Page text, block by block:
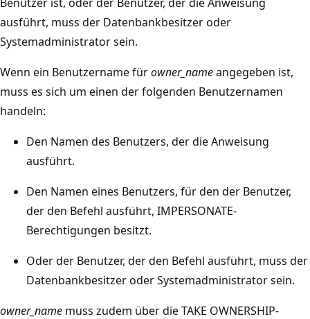
ausführt, muss der Datenbankbesitzer oder
Systemadministrator sein.
Wenn ein Benutzername fürowner_nameangegeben ist,
muss es sich um einen der folgenden Benutzernamen
handeln:
Den Namen des Benutzers, der die Anweisung
ausführt.
Den Namen eines Benutzers, für den der Benutzer,
der den Befehl ausführt, IMPERSONATE-
Berechtigungen besitzt.
Oder der Benutzer, der den Befehl ausführt, muss der
Datenbankbesitzer oder Systemadministrator sein.
owner_name muss zudem über die TAKE OWNERSHIP-